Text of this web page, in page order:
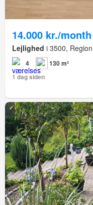
14.000 kr./month
Lejlighed i 3500,
4
130 m²
1 dag siden